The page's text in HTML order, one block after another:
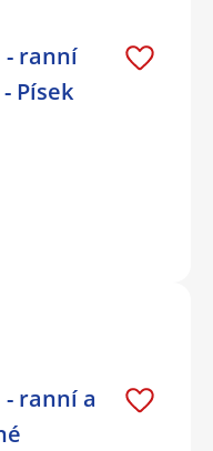
- ranní
Písek
ranní a